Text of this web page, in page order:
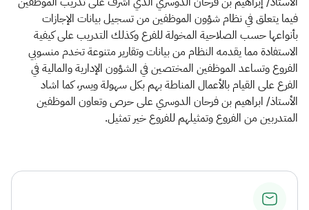
فيما يتعلق في نظام شؤون الموظفين من تسجيل بيانات الإجازات
بأنواعها حسب الصلاحية المخولة للفرع وكذلك التدريب على كيفية
الاستفادة مما يقدمه النظام من بيانات وتقارير متنوعة تخدم منسوبي
الفروع وتساعد الموظفين المختصين في الشؤون الإدارية والمالية في
الفرع على القيام بالأعمال المناطة بهم بكل سهولة ويسر، كما اشاد
الأستاذ/ ابراهيم بن فرحان الدوسري على حرص وتعاون الموظفين
المتدربين من الفروع وتمثيلهم للفروع خير تمثيل.​​​​​